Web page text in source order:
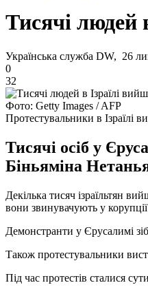
Тисячі людей
Українська служба DW, 26
0
32
Фото: Getty Images / AFP
Протестувальники в Ізраїлі
Тисячі осіб у
Біньяміна
Декілька тисяч ізраїльтян
вони звинувачують у
Демонстранти у Єрусалимі
Також протестувальники
Під час протестів сталися